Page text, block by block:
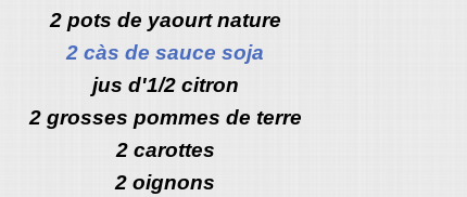
2 pots de yaourt nature
2 càs de sauce soja
jus d'1/2 citron
2 grosses pommes de terre
2 carottes
2 oignons